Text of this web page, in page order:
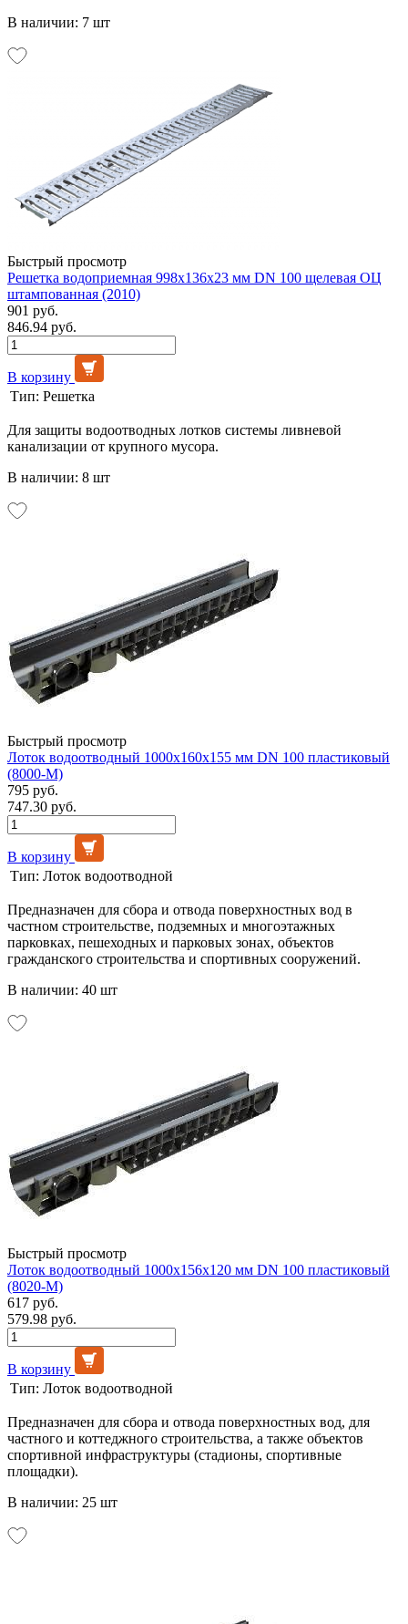
В наличии: 7 шт
Быстрый просмотр
Решетка водоприемная 998х136х23 мм DN 100 щелевая ОЦ
штампованная (2010)
901 руб.
846.94 руб.
В корзину
Тип: Решетка
Для защиты водоотводных лотков системы ливневой
канализации от крупного мусора.
В наличии: 8 шт
Быстрый просмотр
Лоток водоотводный 1000х160х155 мм DN 100 пластиковый
(8000-М)
795 руб.
747.30 руб.
В корзину
Тип: Лоток водоотводной
Предназначен для сбора и отвода поверхностных вод в
частном строительстве, подземных и многоэтажных
парковках, пешеходных и парковых зонах, объектов
гражданского строительства и спортивных сооружений.
В наличии: 40 шт
Быстрый просмотр
Лоток водоотводный 1000х156х120 мм DN 100 пластиковый
(8020-М)
617 руб.
579.98 руб.
В корзину
Тип: Лоток водоотводной
Предназначен для сбора и отвода поверхностных вод, для
частного и коттеджного строительства, а также объектов
спортивной инфраструктуры (стадионы, спортивные
площадки).
В наличии: 25 шт